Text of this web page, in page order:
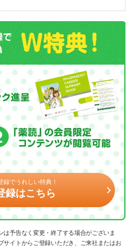
録でうれしい特典！
録はこちら
予告なく変更・終了する場合がございま
イトからご登録いただき、ご来社またはお